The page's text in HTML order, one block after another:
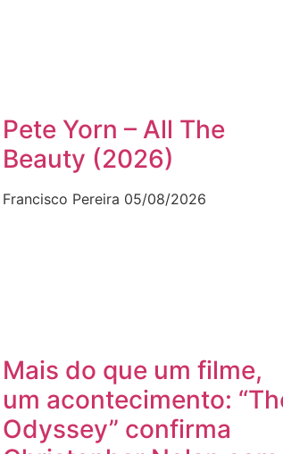
Pete Yorn – All The
Beauty (2026)
Francisco Pereira 05/08/2026
Mais do que um filme,
um acontecimento:
Odyssey” confirma